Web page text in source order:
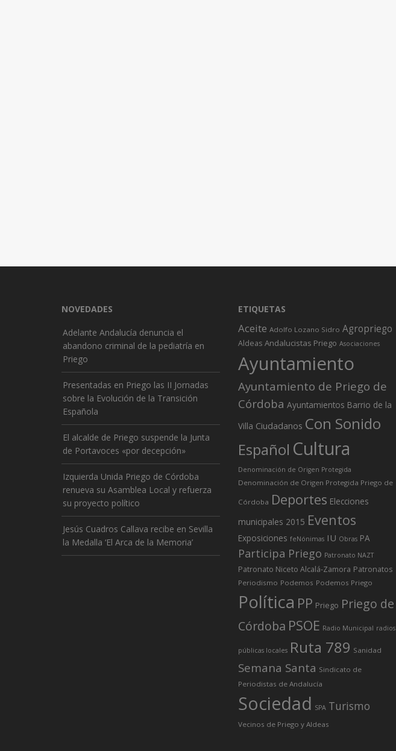
NOVEDADES
Adelante Andalucía denuncia el
abandono criminal de la pediatría en
Priego
Presentadas en Priego las II Jornadas
sobre la Evolución de la Transición
Española
El alcalde de Priego suspende la Junta
de Portavoces «por decepción»
Izquierda Unida Priego de Córdoba
renueva su Asamblea Local y refuerza
su proyecto político
Jesús Cuadros Callava recibe en Sevilla
la Medalla ‘El Arca de la Memoria’
ETIQUETAS
Aceite Adolfo Lozano Sidro Agropriego
Aldeas Andalucistas Priego Asociaciones
Ayuntamiento
Ayuntamiento de Priego de
Córdoba Ayuntamientos Barrio de la
Villa Ciudadanos Con Sonido
Español Cultura
Denominación de Origen Protegida
Denominación de Origen Protegida Priego de
Córdoba Deportes Elecciones
municipales 2015 Eventos
Exposiciones feNónimas IU Obras PA
Participa Priego Patronato NAZT
Patronato Niceto Alcalá-Zamora Patronatos
Periodismo Podemos Podemos Priego
Política PP Priego Priego de
Córdoba PSOE Radio Municipal radios
públicas locales Ruta 789 Sanidad
Semana Santa Sindicato de
Periodistas de Andalucía
Sociedad SPA Turismo
Vecinos de Priego y Aldeas